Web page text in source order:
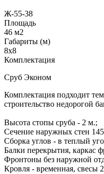
Ж-55-38
Площадь
46 м2
Габариты (м)
8x8
Комплектация
Сруб Эконом
Комплектация подходит
строительство недорогой
Высота стопы сруба - 2 м.;
Сечение наружных стен
Сборка углов - в теплый
Балки перекрытия, каркас
Фронтоны без наружной
Кровля - временная, свесы